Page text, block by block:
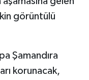
görüntülü
Şamandıra
korunacak,